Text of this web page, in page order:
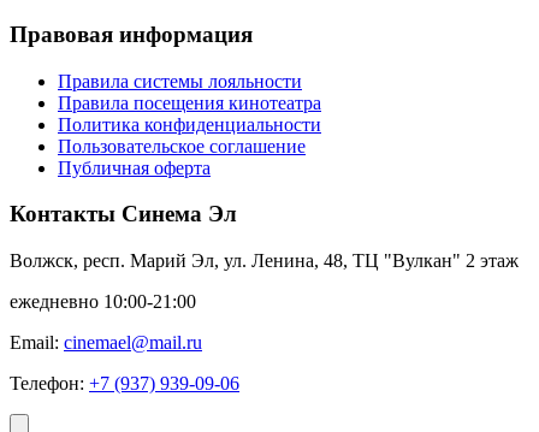
Правовая информация
Правила системы лояльности
Правила посещения кинотеатра
Политика конфиденциальности
Пользовательское соглашение
Публичная оферта
Контакты Синема Эл
Волжск, респ. Марий Эл, ул. Ленина, 48, ТЦ "Вулкан" 2 этаж
ежедневно 10:00-21:00
Email: cinemael@mail.ru
Телефон: +7 (937) 939-09-06